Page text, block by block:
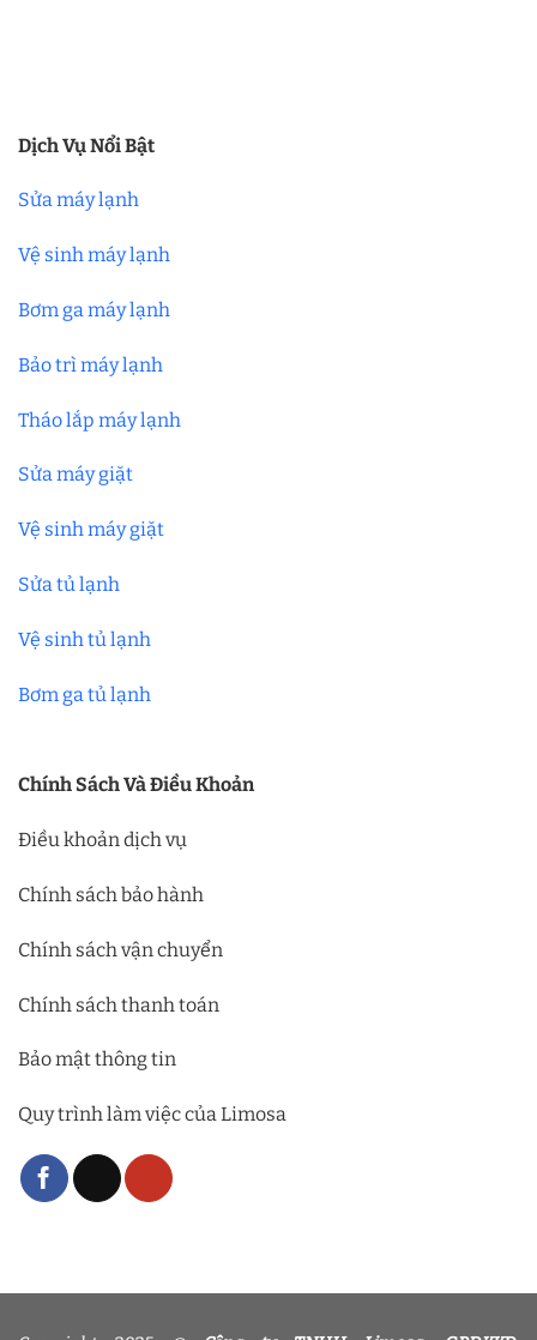
Dịch Vụ Nổi Bật
Sửa máy lạnh
Vệ sinh máy lạnh
Bơm ga máy lạnh
Bảo trì máy lạnh
Tháo lắp máy lạnh
Sửa máy giặt
Vệ sinh máy giặt
Sửa tủ lạnh
Vệ sinh tủ lạnh
Bơm ga tủ lạnh
Chính Sách Và Điều Khoản
Điều khoản dịch vụ
Chính sách bảo hành
Chính sách vận chuyển
Chính sách thanh toán
Bảo mật thông tin
Quy trình làm việc của Limosa